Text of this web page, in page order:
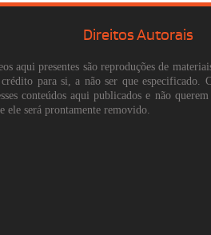
Direitos Autorais
aqui presentes são reproduções de
para si, a não ser que especificado.
conteúdos aqui publicados e não
ele será prontamente removido.